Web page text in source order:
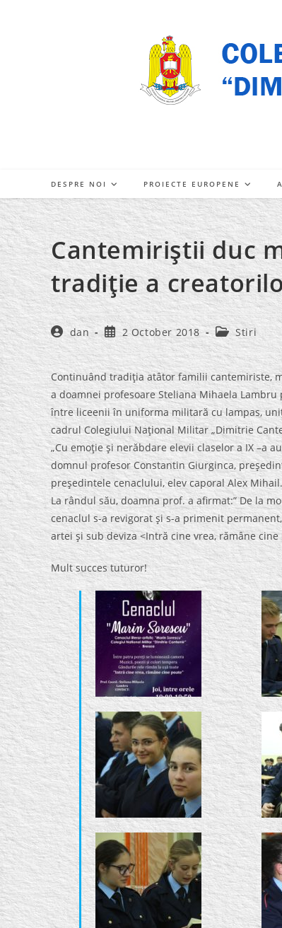
DESPRE NOI PROIECTE EUROPENE
Cantemiriştii duc
tradiţie a
Post
author:
dan
Post
published:
2 October 2018
Post
category:
Stiri
Continuând tradiţia atâtor familii cantemiriste,
a doamnei profesoare Steliana Mihaela
între liceenii în uniforma militară cu lampas,
cadrul Colegiului Naţional Militar „Dimitrie
„Cu emoţie şi nerăbdare elevii claselor a IX –a
domnul profesor Constantin Giurginca,
preşedintele cenaclului, elev caporal Alex Mihail.
La rândul său, doamna prof. a afirmat:” De la
cenaclul s-a revigorat şi s-a primenit
artei şi sub deviza <Intră cine vrea, rămâne cine
Mult succes tuturor!